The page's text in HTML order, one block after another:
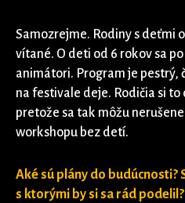
Samozrejme. Rodiny s deťmi
vítané. O deti od 6 rokov sa
animátori. Program je pestrý,
na festivale deje. Rodičia si
pretože sa tak môžu
workshopu bez detí.
Aké sú plány do budúcnosti?
s ktorými by si sa rád podelil?